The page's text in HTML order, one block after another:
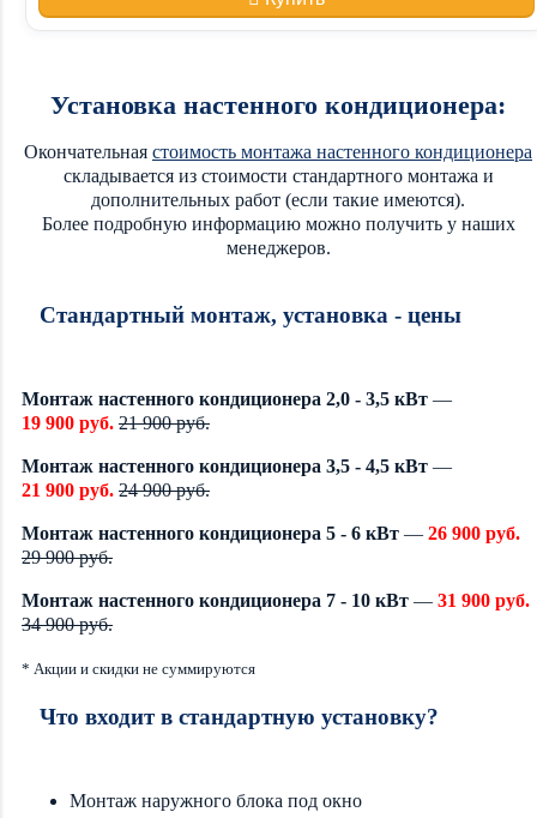
Установка настенного кондиционера:
Окончательная стоимость монтажа настенного кондиционера
складывается из стоимости стандартного монтажа и
дополнительных работ (если такие имеются).
Более подробную информацию можно получить у наших
менеджеров.
Стандартный монтаж, установка - цены
Монтаж настенного кондиционера 2,0 - 3,5 кВт —
19 900 руб. 21 900 руб.
Монтаж настенного кондиционера 3,5 - 4,5 кВт —
21 900 руб. 24 900 руб.
Монтаж настенного кондиционера 5 - 6 кВт — 26 900 руб.
29 900 руб.
Монтаж настенного кондиционера 7 - 10 кВт — 31 900 руб.
34 900 руб.
* Акции и скидки не суммируются
Что входит в стандартную установку?
Монтаж наружного блока под окно